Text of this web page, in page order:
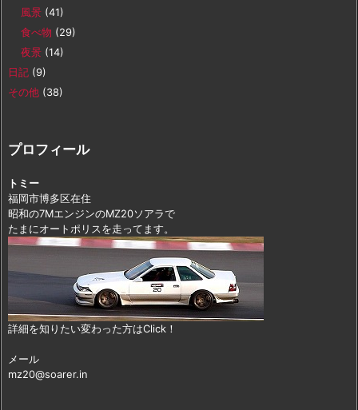
風景 (41)
食べ物 (29)
夜景 (14)
日記 (9)
その他 (38)
プロフィール
トミー
福岡市博多区在住
昭和の7MエンジンのMZ20ソアラで
たまにオートポリスを走ってます。
詳細を知りたい変わった方はClick！
メール
mz20@soarer.in